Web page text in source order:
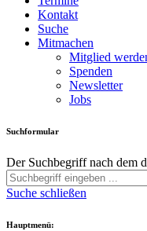
Kontakt
Suche
Mitmachen
Mitglied
Spenden
Newsletter
Jobs
Suchformular
Der Suchbegriff nach dem
Suche schließen
Hauptmenü: